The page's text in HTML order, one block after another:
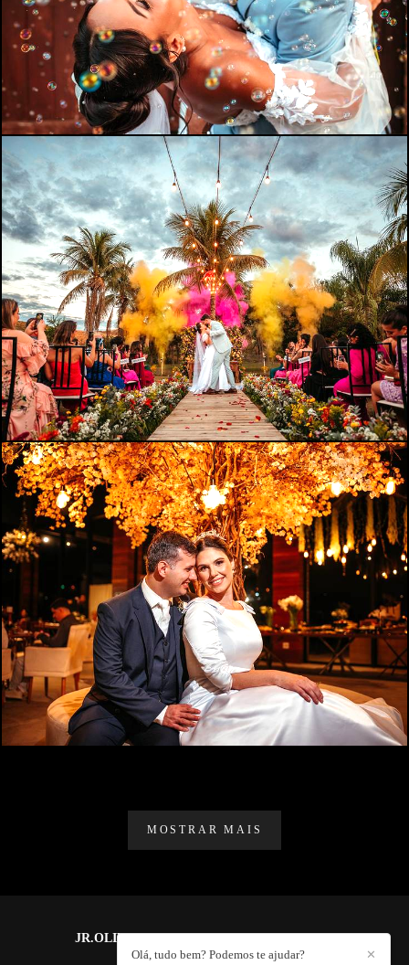
842 0
1022 0
1281
MOSTRAR MAIS
JR.OLIVEIRA PHOTOGRAPHY/CONTATO
✕
Olá, tudo bem? Podemos te ajudar?